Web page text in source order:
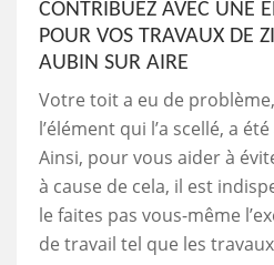
CONTRIBUEZ AVEC UNE
POUR VOS TRAVAUX DE
AUBIN SUR AIRE
Votre toit a eu de
l’élément qui l’a scellé, a
Ainsi, pour vous aider à
à cause de cela, il est
le faites pas vous-même
de travail tel que les